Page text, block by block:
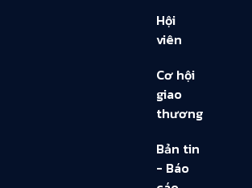
Hội
viên
Cơ hội
giao
thương
Bản tin
- Báo